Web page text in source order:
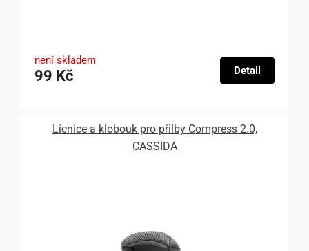
není skladem
99 Kč Detail
Lícnice a klobouk pro přilby Compress 2.0,
CASSIDA